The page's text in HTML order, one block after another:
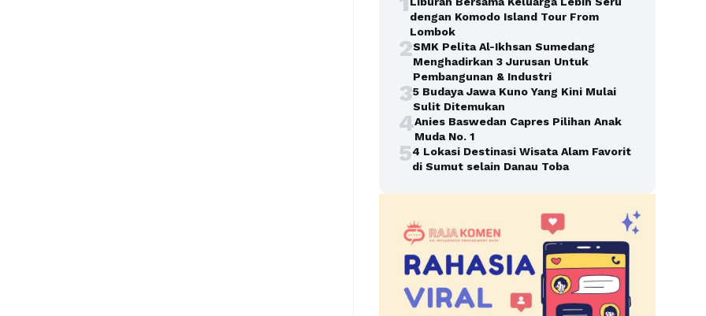
dengan Komodo Island Tour From
Lombok
2SMK Pelita Al-Ikhsan Sumedang
Menghadirkan 3 Jurusan Untuk
Pembangunan & Industri
35 Budaya Jawa Kuno Yang Kini Mulai
Sulit Ditemukan
4Anies Baswedan Capres Pilihan Anak
Muda No. 1
54 Lokasi Destinasi Wisata Alam Favorit
di Sumut selain Danau Toba